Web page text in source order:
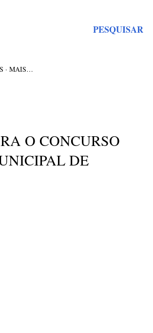
PESQUISAR
MAIS…
O CONCURSO
DE